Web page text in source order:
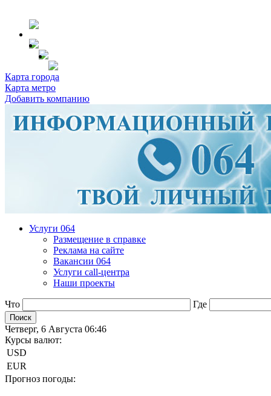
Карта города
Карта метро
Добавить компанию
Услуги 064
Размещение в справке
Реклама на сайте
Вакансии 064
Услуги call-центра
Наши проекты
Что Где
Четверг, 6 Августа 06:46
Курсы валют:
USD
EUR
Прогноз погоды: